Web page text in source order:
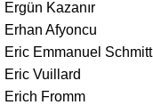
Ergün Kazanır
Erhan Afyoncu
Eric Emmanuel Schmitt
Eric Vuillard
Erich Fromm